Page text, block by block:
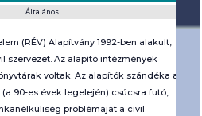
Általános
(RÉV) Alapítvány 1992-ben alakult,
szervezet. Az alapító intézmények
voltak. Az alapítók szándéka az
90-es évek legelején) csúcsra futó,
problémáját a civil